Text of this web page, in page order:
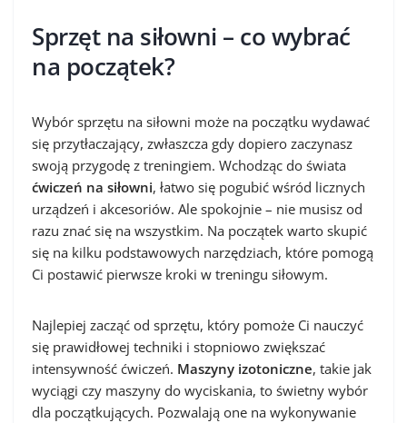
Sprzęt na siłowni – co wybrać
na początek?
Wybór sprzętu na siłowni może na początku wydawać
się przytłaczający, zwłaszcza gdy dopiero zaczynasz
swoją przygodę z treningiem. Wchodząc do świata
ćwiczeń na siłowni, łatwo się pogubić wśród licznych
urządzeń i akcesoriów. Ale spokojnie – nie musisz od
razu znać się na wszystkim. Na początek warto skupić
się na kilku podstawowych narzędziach, które pomogą
Ci postawić pierwsze kroki w treningu siłowym.
Najlepiej zacząć od sprzętu, który pomoże Ci nauczyć
się prawidłowej techniki i stopniowo zwiększać
intensywność ćwiczeń. Maszyny izotoniczne, takie jak
wyciągi czy maszyny do wyciskania, to świetny wybór
dla początkujących. Pozwalają one na wykonywanie